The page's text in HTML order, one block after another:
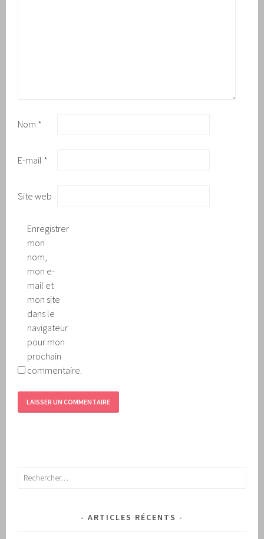
Nom *
E-mail *
Site web
Enregistrer
mon
nom,
mon e-
mail et
mon site
dans le
navigateur
pour mon
prochain
commentaire.
Rechercher :
ARTICLES RÉCENTS